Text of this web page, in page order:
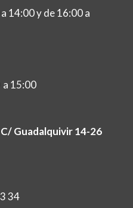
14:00 y de 16:00 a
a 15:00
Guadalquivir 14-26
34